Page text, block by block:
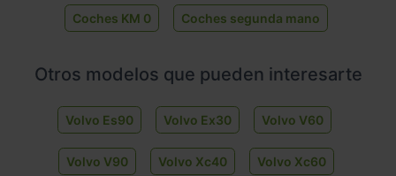
Coches KM 0 Coches segunda mano
Otros modelos que pueden interesarte
Volvo Es90 Volvo Ex30 Volvo V60
Volvo V90 Volvo Xc40 Volvo Xc60